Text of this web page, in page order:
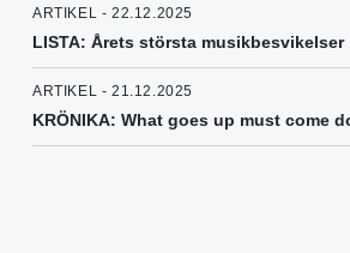
ARTIKEL - 22.12.2025
LISTA: Årets största musikbesvikelser
ARTIKEL - 21.12.2025
KRÖNIKA: What goes up must come